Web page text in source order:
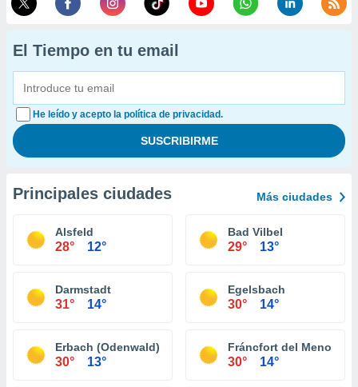
El Tiempo en tu email
He leído y acepto la política de privacidad.
Principales ciudades Más ciudades
Alsfeld
28° 12°
Bad Vilbel
29° 13°
Darmstadt
31° 14°
Egelsbach
30° 14°
Erbach (Odenwald)
30° 13°
Fráncfort del Meno
30° 14°